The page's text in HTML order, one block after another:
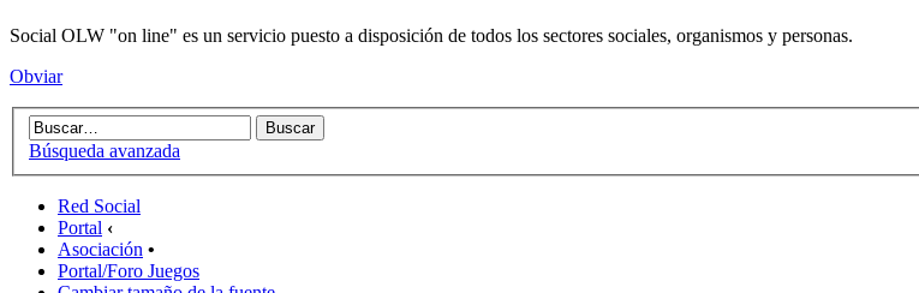
Social OLW "on line" es un servicio puesto a disposición de todos los sectores sociales, organismos y personas.
Obviar
Búsqueda avanzada
Red Social
Portal ‹
Asociación •
Portal/Foro Juegos